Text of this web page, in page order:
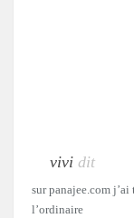
vivi dit
sur panajee.com
l’ordinaire